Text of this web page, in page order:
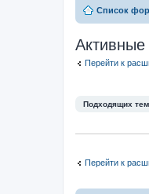
Список
Перейти к
Подходящих
Перейти к